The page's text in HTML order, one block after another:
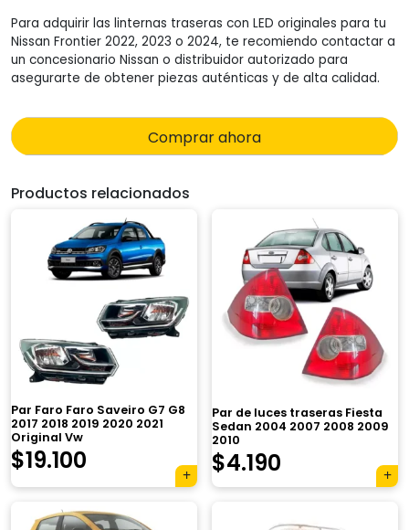
Para adquirir las linternas traseras con LED originales para tu
Nissan Frontier 2022, 2023 o 2024, te recomiendo contactar a
un concesionario Nissan o distribuidor autorizado para
asegurarte de obtener piezas auténticas y de alta calidad.
Comprar ahora
Productos relacionados
Par Faro Faro Saveiro G7 G8
2017 2018 2019 2020 2021
Original Vw
$19.100
Par de luces traseras Fiesta
Sedan 2004 2007 2008 2009
2010
$4.190